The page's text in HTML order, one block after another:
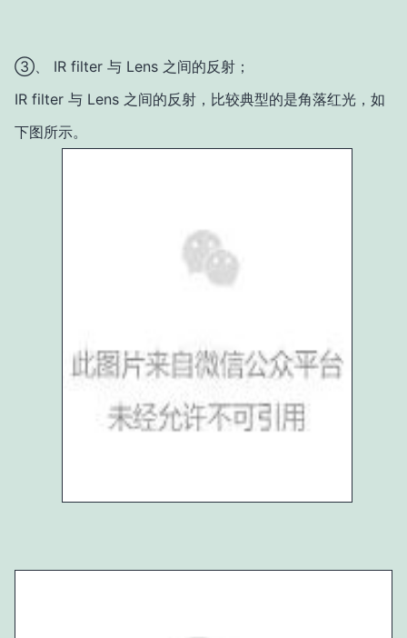
③、 IR filter 与 Lens 之间的反射；
IR filter 与 Lens 之间的反射，比较典型的是角落红光，如
下图所示。